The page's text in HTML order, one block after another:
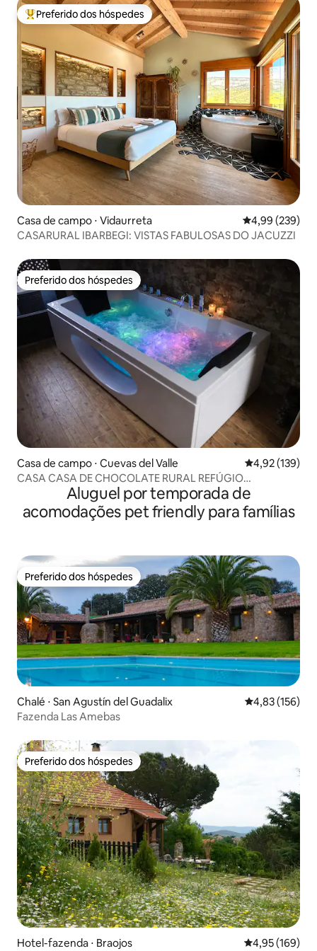
Entre os melhores preferidos dos hóspedes
Preferido dos hóspedes
Casa de campo ⋅ Vidaurreta 4,99 de uma
4,99 (239)
CASARURAL IBARBEGI: VISTAS FABULOSAS DO JACUZZI
Preferido dos hóspedes
Preferido dos hóspedes
Casa de campo ⋅ Cuevas del Valle 4,92 de uma
4,92 (139)
CASA CASA DE CHOCOLATE RURAL REFÚGIO
ROMÂNTICOAluguel por temporada de
acomodações pet friendly para famílias
Preferido dos hóspedes
Preferido dos hóspedes
Chalé ⋅ San Agustín del Guadalix 4,83 de uma
4,83 (156)
Fazenda Las Amebas
Preferido dos hóspedes
Preferido dos hóspedes
Hotel-fazenda ⋅ Braojos 4,95 de uma
4,95 (169)